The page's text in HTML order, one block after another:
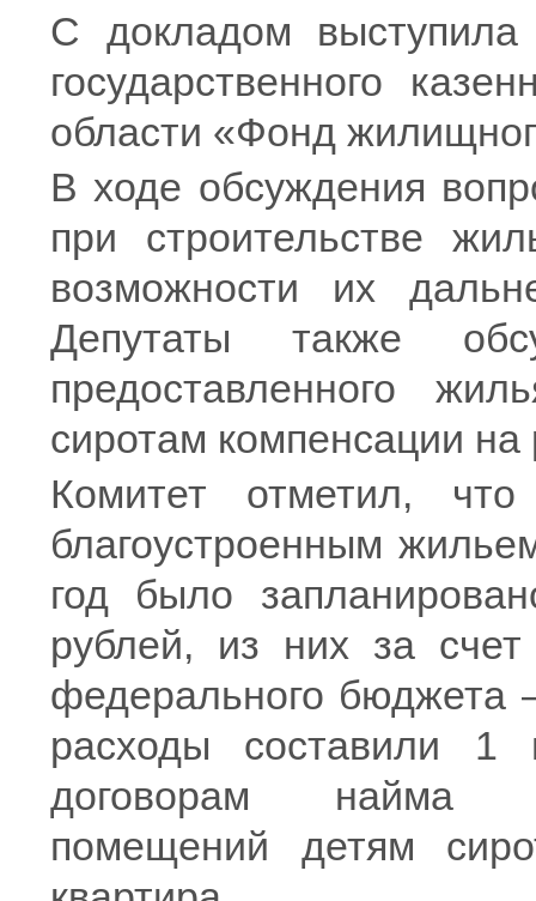
С докладом выступила
государственного
области «Фонд
В ходе обсуждения
при строительстве
возможности их
Депутаты также
предоставленного
сиротам компенсации
Комитет отметил,
благоустроенным
год было
рублей, из них за
федерального бюджета
расходы составили
договорам найма
помещений детям